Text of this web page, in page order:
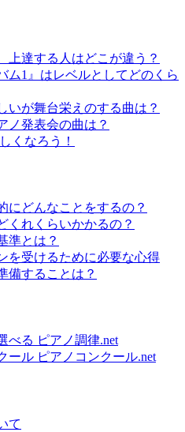
上達する人はどこが違う？
ム1』はレベルとしてどのくら
いが舞台栄えのする曲は？
ノ発表会の曲は？
くなろう！
にどんなことをするの？
くれくらいかかるの？
準とは？
を受けるために必要な心得
備することは？
べる ピアノ調律.net
ール ピアノコンクール.net
て